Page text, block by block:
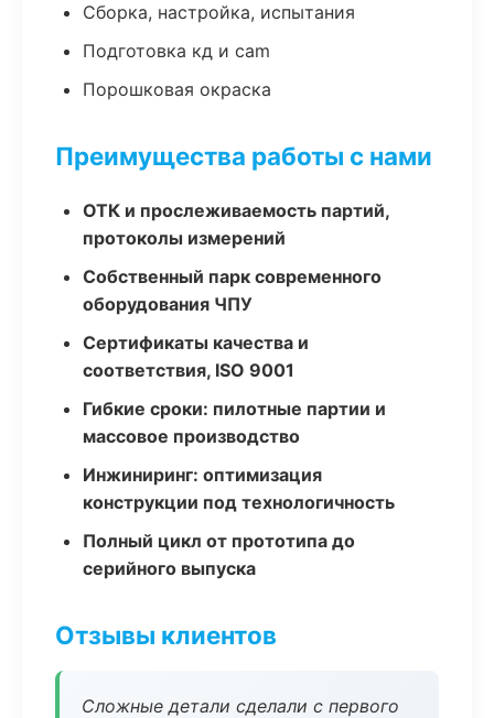
Сборка, настройка, испытания
Подготовка кд и cam
Порошковая окраска
Преимущества работы с нами
ОТК и прослеживаемость партий,
протоколы измерений
Собственный парк современного
оборудования ЧПУ
Сертификаты качества и
соответствия, ISO 9001
Гибкие сроки: пилотные партии и
массовое производство
Инжиниринг: оптимизация
конструкции под технологичность
Полный цикл от прототипа до
серийного выпуска
Отзывы клиентов
Сложные детали сделали с первого